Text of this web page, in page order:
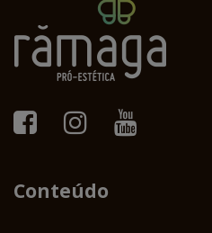
Conteúdo